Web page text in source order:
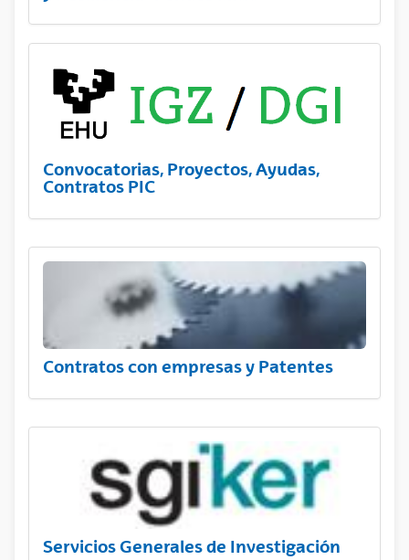
Convocatorias, Proyectos, Ayudas,
Contratos PIC
Contratos con empresas y Patentes
Servicios Generales de Investigación